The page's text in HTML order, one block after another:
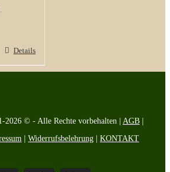
Details
2026 © - Alle Rechte vorbehalten | AGB
Widerrufsbelehrung KONTAKT